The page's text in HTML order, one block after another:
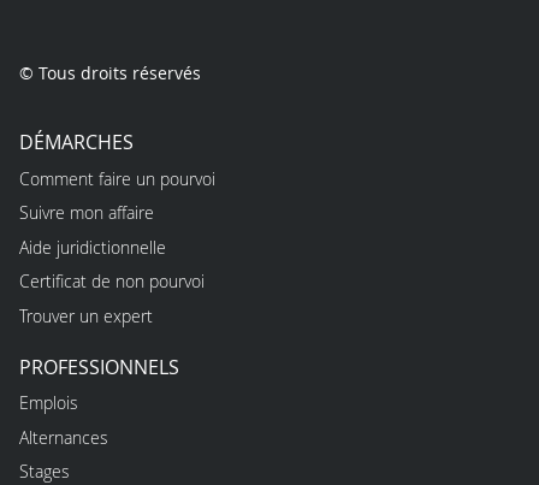
© Tous droits réservés
DÉMARCHES
Comment faire un pourvoi
Suivre mon affaire
Aide juridictionnelle
Certificat de non pourvoi
Trouver un expert
PROFESSIONNELS
Emplois
Alternances
Stages